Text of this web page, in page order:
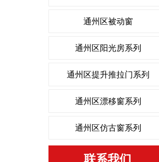
通州区被动窗
通州区阳光房系列
通州区提升推拉门系列
通州区漂移窗系列
通州区仿古窗系列
联系我们